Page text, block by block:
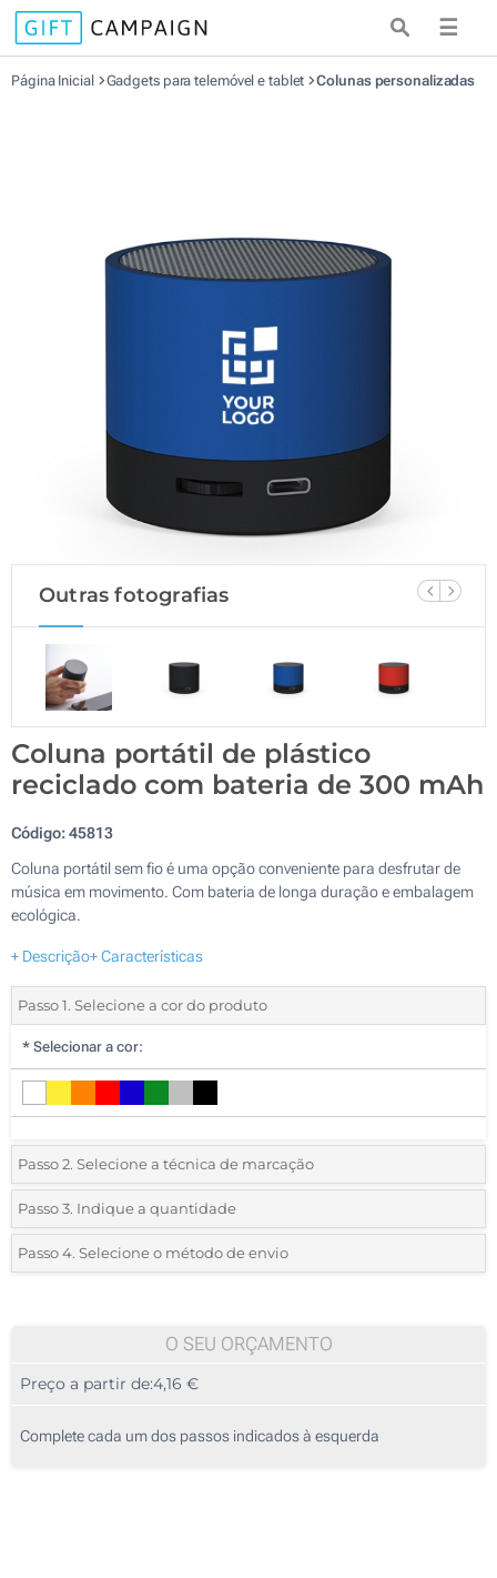
☰
Página Inicial Gadgets para telemóvel e tablet Colunas personalizadas
Outras fotografias
Coluna portátil de plástico
reciclado com bateria de 300 mAh
Código:45813
Coluna portátil sem fio é uma opção conveniente para desfrutar de
música em movimento. Com bateria de longa duração e embalagem
ecológica.
+ Descrição+ Características
Passo 1. Selecione a cor do produto
* Selecionar a cor:
Passo 2. Selecione a técnica de marcação
*Selecione o tipo de marcação e as cores do logotipo:
1 Cor (Num lado)
Impressão digital UV a cores (Num lado)
Passo 3. Indique a quantidade
*Quantidade mínima:10
20
50
Passo 4. Selecione o método de envio
O SEU ORÇAMENTO
Preço a partir de:4,16 €
Complete cada um dos passos indicados à esquerda